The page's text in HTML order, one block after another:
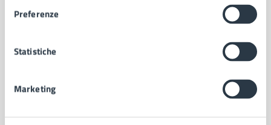
Preferenze
Statistiche
Marketing
Uffici
Politici
Intranet, posta aziendale e protocollo